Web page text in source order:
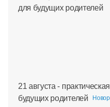
21 августа -
будущих родителей